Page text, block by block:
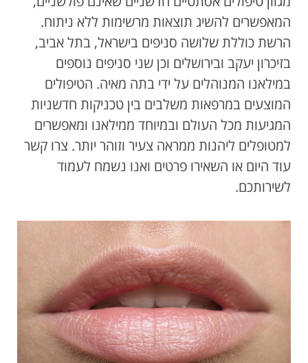
המאפשרים להשיג תוצאות מרשימות ללא ניתוח.
הרשת כוללת שלושה סניפים בישראל, בתל אביב,
בזיכרון יעקב ובירושלים וכן שני סניפים נוספים
במילאנו המנוהלים על ידי בתה מאיה. הטיפולים
המוצעים במרפאות משלבים בין טכניקות חדשניות
המגיעות מכל העולם ובמיוחד ממילאנו ומאפשרים
למטופלים ליהנות ממראה צעיר וזוהר יותר. צרו קשר
עוד היום או השאירו פרטים ואנו נשמח לעמוד
לשירותכם.